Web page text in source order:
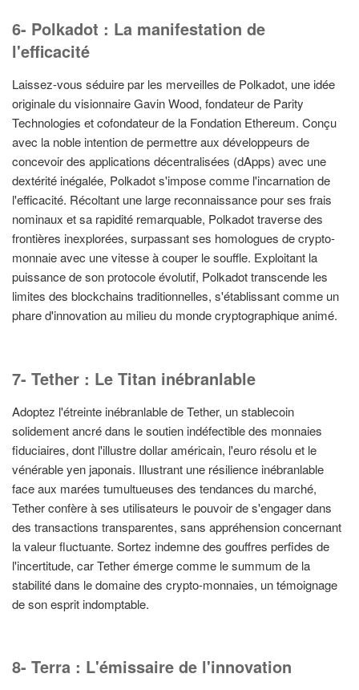
6- Polkadot : La manifestation de
l'efficacité
Laissez-vous séduire par les merveilles de Polkadot, une idée
originale du visionnaire Gavin Wood, fondateur de Parity
Technologies et cofondateur de la Fondation Ethereum. Conçu
avec la noble intention de permettre aux développeurs de
concevoir des applications décentralisées (dApps) avec une
dextérité inégalée, Polkadot s'impose comme l'incarnation de
l'efficacité. Récoltant une large reconnaissance pour ses frais
nominaux et sa rapidité remarquable, Polkadot traverse des
frontières inexplorées, surpassant ses homologues de crypto-
monnaie avec une vitesse à couper le souffle. Exploitant la
puissance de son protocole évolutif, Polkadot transcende les
limites des blockchains traditionnelles, s'établissant comme un
phare d'innovation au milieu du monde cryptographique animé.
7- Tether : Le Titan inébranlable
Adoptez l'étreinte inébranlable de Tether, un stablecoin
solidement ancré dans le soutien indéfectible des monnaies
fiduciaires, dont l'illustre dollar américain, l'euro résolu et le
vénérable yen japonais. Illustrant une résilience inébranlable
face aux marées tumultueuses des tendances du marché,
Tether confère à ses utilisateurs le pouvoir de s'engager dans
des transactions transparentes, sans appréhension concernant
la valeur fluctuante. Sortez indemne des gouffres perfides de
l'incertitude, car Tether émerge comme le summum de la
stabilité dans le domaine des crypto-monnaies, un témoignage
de son esprit indomptable.
8- Terra : L'émissaire de l'innovation